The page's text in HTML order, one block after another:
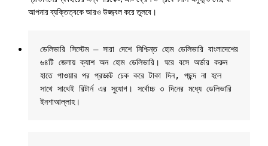
আপনার ব্যক্তিত্বকে আরও উজ্জ্বল করে তুলবে।
ডেলিভারি সিস্টেম – সারা দেশে নিশ্চিন্ত হোম ডেলিভারি বাংলাদেশের
৬৪টি জেলায় ক্যাশ অন হোম ডেলিভারি। ঘরে বসে অর্ডার করুন
হাতে পাওয়ার পর প্রডাক্ট চেক করে টাকা দিন, পছন্দ না হলে
সাথে সাথেই রিটার্ন এর সুযোগ। সর্বোচ্চ ৩ দিনের মধ্যে ডেলিভারি
ইনশাআল্লাহ।